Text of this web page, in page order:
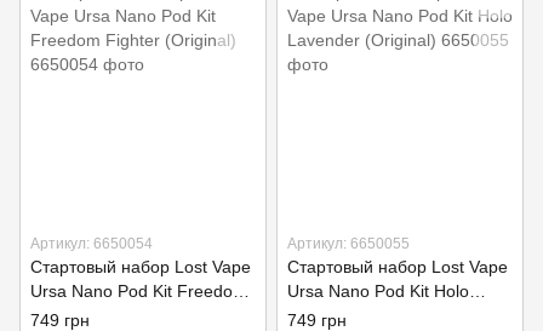
Артикул: 6650054
Стартовый набор Lost Vape
Ursa Nano Pod Kit Freedom
Fighter (Original)
749 грн
Артикул: 6650055
Стартовый набор Lost Vape
Ursa Nano Pod Kit Holo
Lavender (Original)
749 грн